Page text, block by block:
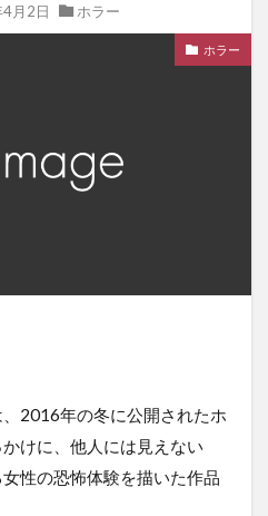
月2日 ホラー
ホラー
、2016年の冬に公開されたホ
けに、他人には見えない
女性の恐怖体験を描いた作品